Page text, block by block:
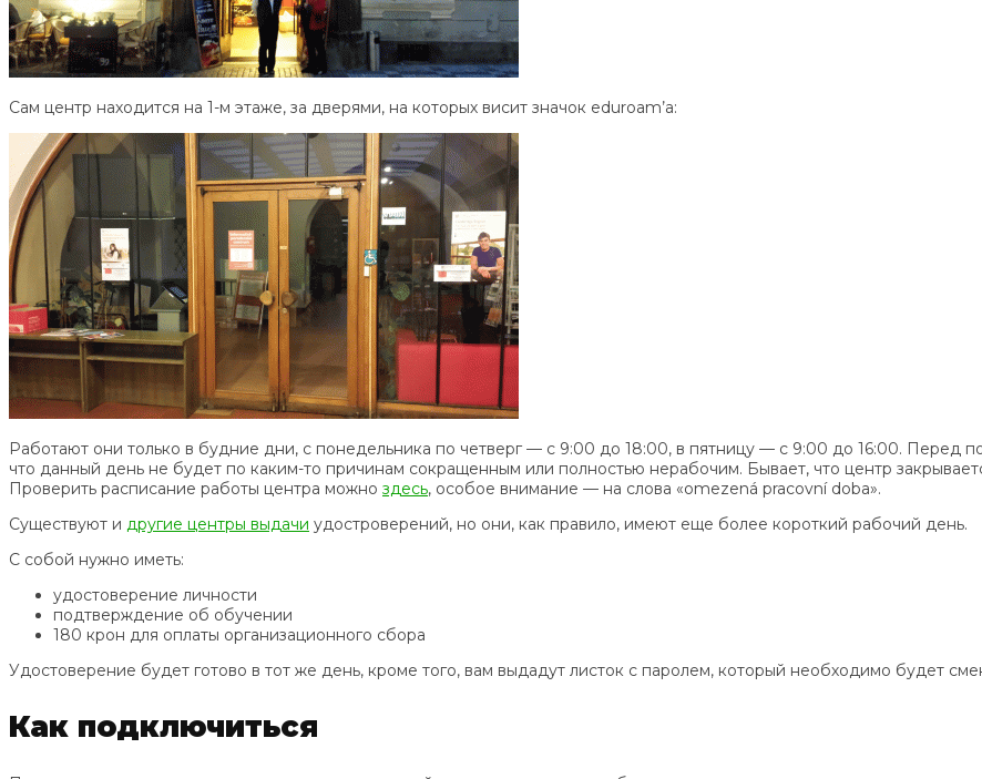
Сам центр находится на 1-м этаже, за дверями, на которых висит значок eduroam’a:
Работают они только в будние дни, с понедельника по четверг — с 9:00 до 18:00, в пятницу — с 9:00 до 16:00. Перед
что данный день не будет по каким-то причинам сокращенным или полностью нерабочим. Бывает, что центр
Проверить расписание работы центра можно здесь, особое внимание — на слова «omezená pracovní doba».
Существуют и другие центры выдачи удостроверений, но они, как правило, имеют еще более короткий рабочий день.
С собой нужно иметь:
удостоверение личности
подтверждение об обучении
180 крон для оплаты организационного сбора
Удостоверение будет готово в тот же день, кроме того, вам выдадут листок с паролем, который необходимо будет
Как подключиться